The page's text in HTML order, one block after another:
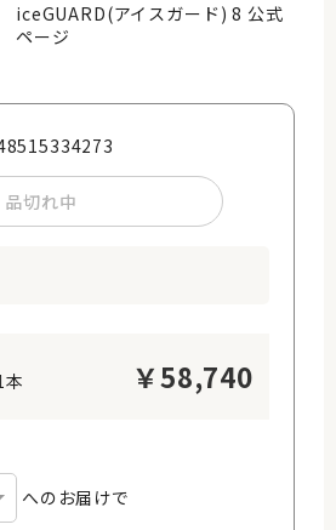
iceGUARD(アイスガード) 8 公式
ページ
品切れ中
￥58,740
へのお届けで